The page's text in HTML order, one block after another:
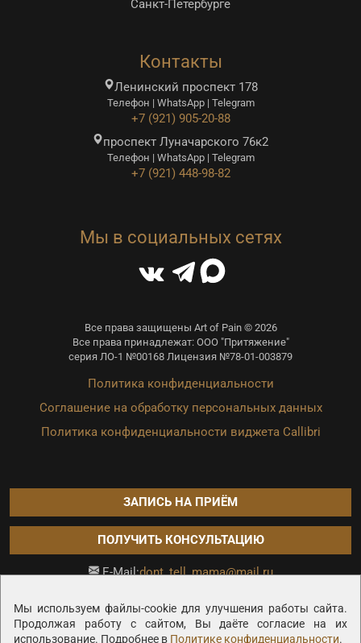
Мы используем файлы-cookie для улучшения работы сайта.
Продолжая работу с сайтом, Вы даёте согласие на их
использование. Подробнее в Политике конфиденциальности.
Санкт-Петербурге
Контакты
Ленинский проспект 178
Телефон | WhatsApp | Telegram
+7 (921) 905-20-88
проспект Луначарского 76к2
Телефон | WhatsApp | Telegram
+7 (921) 448-98-82
Мы в социальных сетях
Все права защищены Art of Pain © 2026
Все права принадлежат: ООО "Притяжение"
серия ЛО-1 №00168 Лицензия №78-01-003879
Политика конфиденциальности
Соглашение на обработку персональных данных
Политика конфиденциальности виджета Callibri
ЗАПИСЬ НА ПРИЁМ
ПОЛУЧИТЬ КОНСУЛЬТАЦИЮ
E-Mail:dont_tell_mama@mail.ru